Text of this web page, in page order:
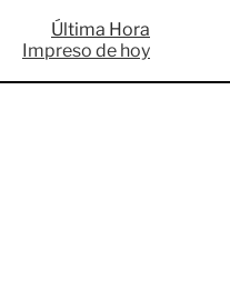
c
i
a
Última Hora
Impreso de hoy